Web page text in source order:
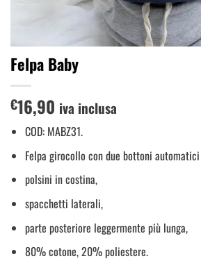
Felpa Baby
€16,90 iva inclusa
COD: MABZ31.
Felpa girocollo con due bottoni
polsini in costina,
spacchetti laterali,
parte posteriore leggermente più lunga,
80% cotone, 20% poliestere.